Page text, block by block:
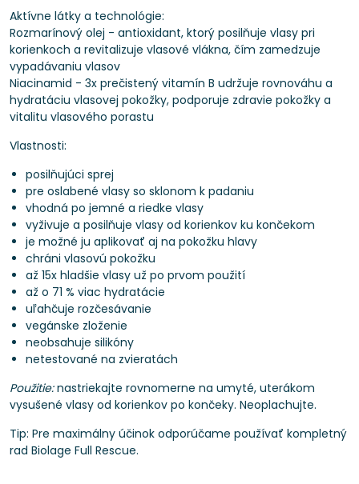
Aktívne látky a technológie:
Rozmarínový olej - antioxidant, ktorý posilňuje vlasy pri
korienkoch a revitalizuje vlasové vlákna, čím zamedzuje
vypadávaniu vlasov
Niacinamid - 3x prečistený vitamín B udržuje rovnováhu a
hydratáciu vlasovej pokožky, podporuje zdravie pokožky a
vitalitu vlasového porastu
Vlastnosti:
posilňujúci sprej
pre oslabené vlasy so sklonom k ​​padaniu
vhodná po jemné a riedke vlasy
vyživuje a posilňuje vlasy od korienkov ku končekom
je možné ju aplikovať aj na pokožku hlavy
chráni vlasovú pokožku
až 15x hladšie vlasy už po prvom použití
až o 71 % viac hydratácie
uľahčuje rozčesávanie
vegánske zloženie
neobsahuje silikóny
netestované na zvieratách
Použitie:nastriekajte rovnomerne na umyté, uterákom
vysušené vlasy od korienkov po končeky. Neoplachujte.
Tip: Pre maximálny účinok odporúčame používať kompletný
rad Biolage Full Rescue.